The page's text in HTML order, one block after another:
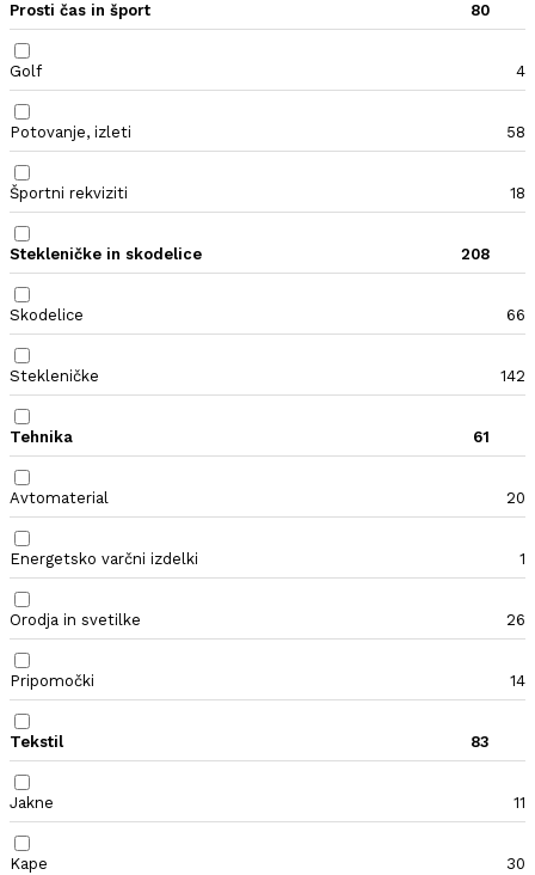
Prosti čas in šport 80
Golf 4
Potovanje, izleti 58
Športni rekviziti 18
Stekleničke in skodelice 208
Skodelice 66
Stekleničke 142
Tehnika 61
Avtomaterial 20
Energetsko varčni izdelki 1
Orodja in svetilke 26
Pripomočki 14
Tekstil 83
Jakne 11
Kape 30